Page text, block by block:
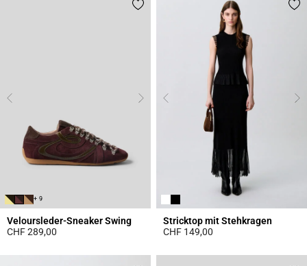
+ 9
Veloursleder-Sneaker Swing
CHF 289,00
Stricktop mit Stehkragen
CHF 149,00